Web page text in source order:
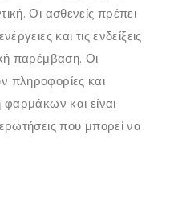
Οι ασθενείς πρέπει
και τις ενδείξεις
παρέμβαση. Οι
πληροφορίες και
και είναι
που μπορεί να